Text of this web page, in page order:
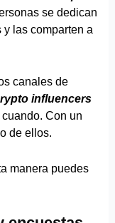
se dedican
las comparten a
canales de
influencers
Con un
de ellos.
manera puedes